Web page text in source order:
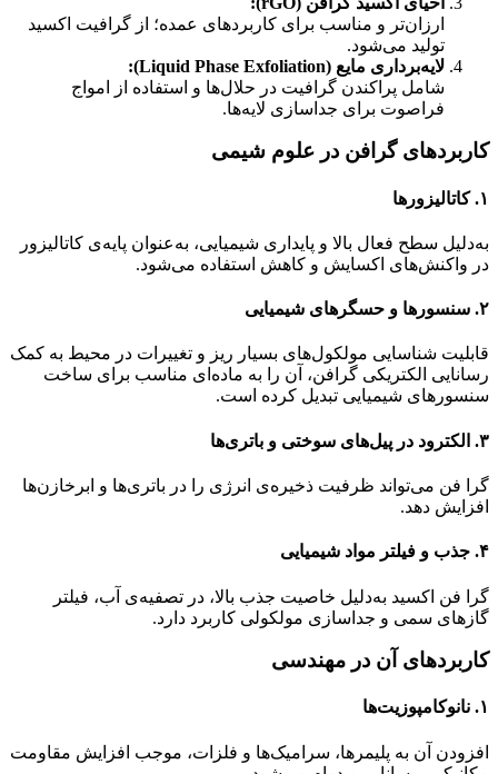
ارزان‌تر و مناسب برای کاربردهای عمده؛ از گرافیت اکسید
تولید می‌شود.
لایه‌برداری مایع (Liquid Phase Exfoliation):
شامل پراکندن گرافیت در حلال‌ها و استفاده از امواج
فراصوت برای جداسازی لایه‌ها.
کاربردهای گرافن در علوم شیمی
۱. کاتالیزورها
به‌دلیل سطح فعال بالا و پایداری شیمیایی، به‌عنوان پایه‌ی کاتالیزور
در واکنش‌های اکسایش و کاهش استفاده می‌شود.
۲. سنسورها و حسگرهای شیمیایی
قابلیت شناسایی مولکول‌های بسیار ریز و تغییرات در محیط به کمک
رسانایی الکتریکی گرافن، آن را به ماده‌ای مناسب برای ساخت
سنسورهای شیمیایی تبدیل کرده است.
۳. الکترود در پیل‌های سوختی و باتری‌ها
گرا فن می‌تواند ظرفیت ذخیره‌ی انرژی را در باتری‌ها و ابرخازن‌ها
افزایش دهد.
۴. جذب و فیلتر مواد شیمیایی
گرا فن اکسید به‌دلیل خاصیت جذب بالا، در تصفیه‌ی آب، فیلتر
گازهای سمی و جداسازی مولکولی کاربرد دارد.
کاربردهای آن در مهندسی
۱. نانوکامپوزیت‌ها
افزودن آن به پلیمرها، سرامیک‌ها و فلزات، موجب افزایش مقاومت